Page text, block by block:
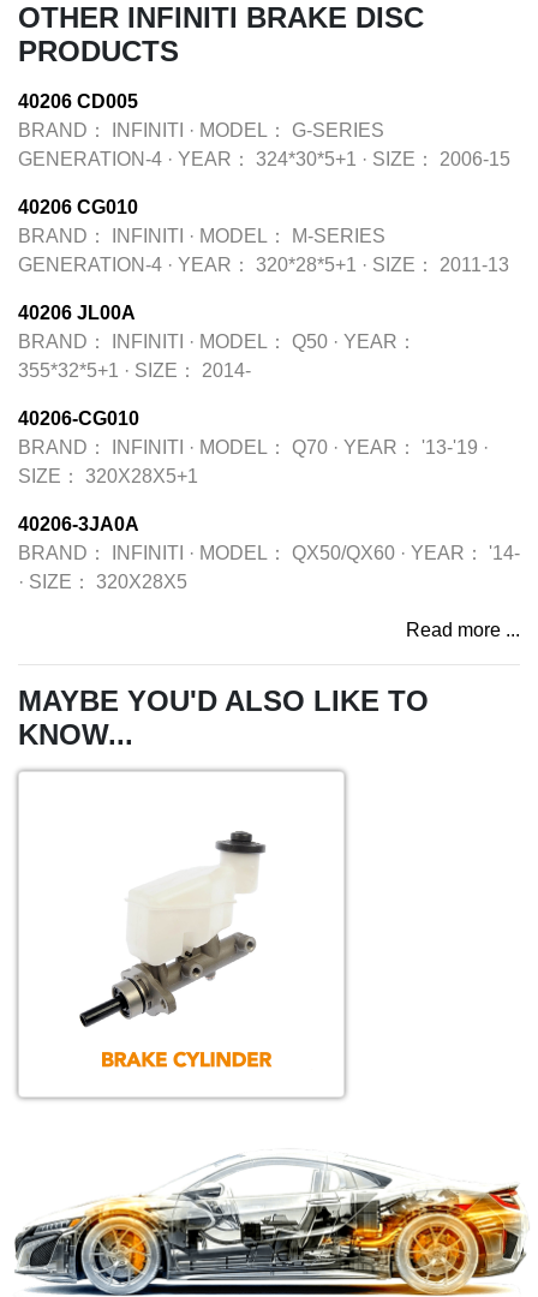
OTHER INFINITI BRAKE DISC
PRODUCTS
40206 CD005
BRAND：
INFINITI · MODEL：
G-SERIES
GENERATION-4 · YEAR： 324*30*5+1 · SIZE： 2006-15
40206 CG010
BRAND：
INFINITI · MODEL：
M-SERIES
GENERATION-4 · YEAR： 320*28*5+1 · SIZE： 2011-13
40206 JL00A
BRAND：
INFINITI · MODEL： Q50 · YEAR：
355*32*5+1 · SIZE： 2014-
40206-CG010
BRAND：
INFINITI · MODEL： Q70 · YEAR： '13-'19 ·
SIZE：
320X28X5+1
40206-3JA0A
BRAND：
INFINITI · MODEL： QX50/QX60 · YEAR：
'14-
· SIZE： 320X28X5
Read more ...
MAYBE YOU'D ALSO LIKE TO
KNOW...